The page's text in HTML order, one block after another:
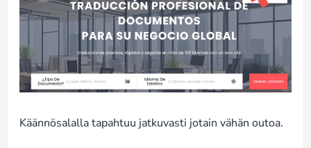
Käännösalalla tapahtuu jatkuvasti jotain vähän outoa.